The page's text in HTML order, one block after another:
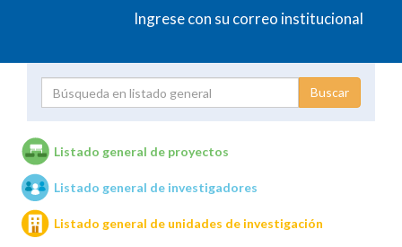
Ingrese con su correo institucional
Unidades de investigación
Listado general de proyectos
Listado general de investigadores
Listado general de unidades de investigación